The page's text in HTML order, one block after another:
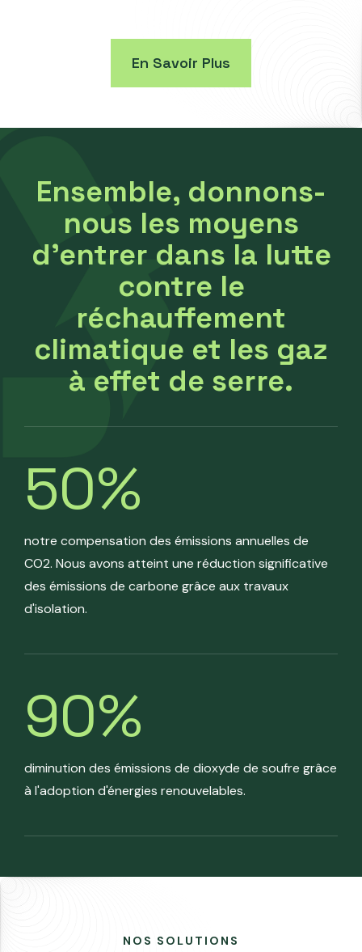
En Savoir Plus
Ensemble, donnons-
nous les moyens
d’entrer dans la lutte
contre le
réchauffement
climatique et les gaz
à effet de serre.
50%
notre compensation des émissions annuelles de
CO2. Nous avons atteint une réduction significative
des émissions de carbone grâce aux travaux
d'isolation.
90%
diminution des émissions de dioxyde de soufre grâce
à l'adoption d'énergies renouvelables.
NOS SOLUTIONS